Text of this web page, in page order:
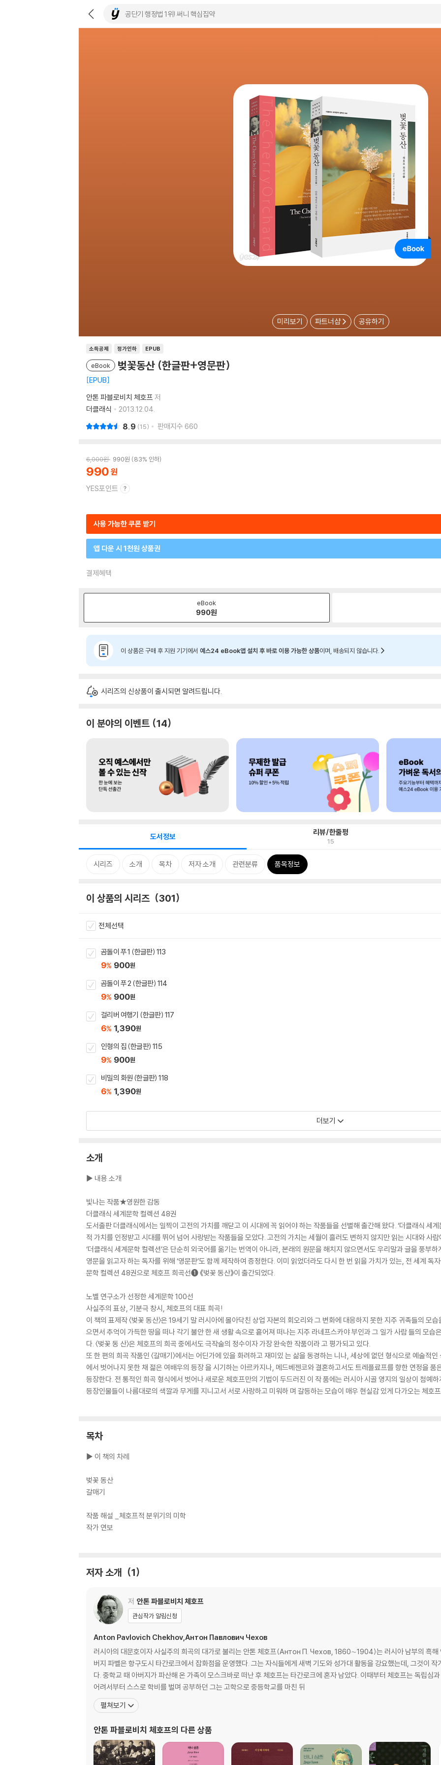
미리보기 파트너샵 공유하기
소득공제 정가인하 EPUB
eBook 벚꽃동산 (한글판+영문판)
EPUB
안톤 파블로비치 체호프 저
더클래식
2013.12.04.
8.9 15 판매지수 660
6,000원 990원 83% 인하
990
YES포인트
사용 가능한 쿠폰 받기
앱 다운 시 1천원 상품권
결제혜택
eBook
990원
이 상품은 구매 후 지원 기기에서 예스24 eBook앱 설치 후 바로 이용 가능한 상품이며, 배송되지 않습니다.
시리즈의 신상품이 출시되면 알려드립니다.
이 분야의 이벤트 14
도서정보 리뷰/한줄평
15
시리즈 소개 목차 저자 소개 관련분류 품목정보
이 상품의 시리즈 301
전체선택
곰돌이 푸 1 (한글판) 113
9% 900원
곰돌이 푸 2 (한글판) 114
9% 900원
걸리버 여행기 (한글판) 117
6% 1,390원
인형의 집 (한글판) 115
9% 900원
비밀의 화원 (한글판) 118
6% 1,390원
더보기
소개
▶ 내용 소개
빛나는 작품★영원한 감동
더클래식 세계문학 컬렉션 48권
도서출판 더클래식에서는 일찍이 고전의 가치를 깨닫고 이 시대에 꼭 읽어야 하는 작품들을 선별해 출간해 왔다. ‘더클래식 세
적 가치를 인정받고 시대를 뛰어 넘어 사랑받는 작품들을 모았다. 고전의 가치는 세월이 흘러도 변하지 않지만 읽는 시대와 사
‘더클래식 세계문학 컬렉션’은 단순히 외국어를 옮기는 번역이 아니라, 본래의 원문을 해치지 않으면서도 우리말과 글을 풍부
영문을 읽고자 하는 독자를 위해 ‘영문판’도 함께 제작하여 증정한다. 이미 읽었더라도 다시 한 번 읽을 가치가 있는, 전 세계 독
문학 컬렉션 48권으로 체호프 희곡선❶ 《벚꽃 동산》이 출간되었다.
노벨 연구소가 선정한 세계문학 100선
사실주의 표상, 기분극 창시, 체호프의 대표 희곡!
이 책의 표제작 〈벚꽃 동산〉은 19세기 말 러시아에 몰아닥친 상업 자본의 회오리와 그 변화에 대응하지 못한 지주 귀족들의 모
으면서 추억이 가득한 땅을 떠나 각기 불안 한 새 생활 속으로 흩어져 떠나는 지주 라네프스카야 부인과 그 일가 사람 들의 모습
다. 〈벚꽃 동 산〉은 체호프의 희곡 중에서도 극작술의 정수이자 가장 완숙한 작품이라 고 평가되고 있다.
또 한 편의 희곡 작품인 〈갈매기〉에서는 어딘가에 있을 화려하고 재미있 는 삶을 동경하는 니나, 세상에 없던 형식으로 예술적
에서 벗어나지 못한 채 젊은 여배우의 등장 을 시기하는 아르카지나, 메드베젠코와 결혼하고서도 트레플료프를 향한 연정을
등장한다. 전 통적인 희곡 형식에서 벗어나 새로운 체호프만의 기법이 두드러진 이 작 품에는 러시아 시골 영지의 일상이 첨예하
등장인물들이 나름대로의 색깔과 무게를 지니고서 서로 사랑하고 미워하 며 갈등하는 모습이 매우 현실감 있게 다가오는 체호
목차
▶ 이 책의 차례
벚꽃 동산
갈매기
작품 해설 _체호프적 분위기의 미학
작가 연보
저자 소개 1
저 안톤 파블로비치 체호프
관심작가 알림신청
Anton Pavlovich Chekhov,Антон Павлович Чехов
러시아의 대문호이자 사실주의 희곡의 대가로 불리는 안톤 체호프(Антон П. Чехов, 1860∼1904)는 러시아 남부의 흑해
버지 파벨은 항구도시 타간로크에서 잡화점을 운영했다. 그는 자식들에게 새벽 기도와 성가대 활동을 강요했는데, 그것이
다. 중학교 때 아버지가 파산해 온 가족이 모스크바로 떠난 후 체호프는 타간로크에 혼자 남았다. 이때부터 체호프는 독립심
어려서부터 스스로 학비를 벌며 공부하던 그는 고학으로 중등학교를 마친 뒤
펼쳐보기
안톤 파블로비치 체호프의 다른 상품